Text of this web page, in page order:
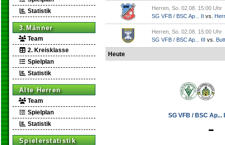
Statistik
3.Männer
Team
2. Kreisklasse
Spielplan
Statistik
Alte Herren
Team
Spielplan
Statistik
Spielerstatistik
Herren, So. 02.08. 15:00 Uhr
SG VFB / BSC Ap... II vs.
Herren, So. 02.08. 15:00 Uhr
SG VFB / BSC Ap... III vs.
Heute
SG VFB / BSC Ap...
-